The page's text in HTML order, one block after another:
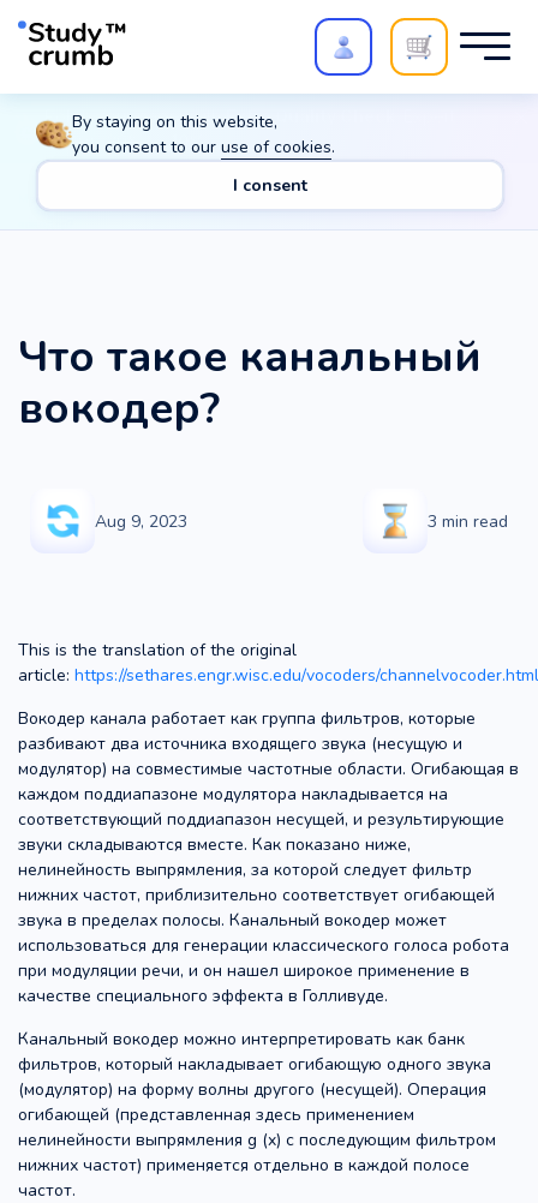
Polish your paper withExtra Quality Check
review,20%→ 10%
Main
Что такое канальный
вокодер?
Aug 9, 2023 3 min read
This is the translation of the original
article: https://sethares.engr.wisc.edu/vocoders/channelvocoder.html
Вокодер канала работает как группа фильтров, которые
разбивают два источника входящего звука (несущую и
модулятор) на совместимые частотные области. Огибающая в
каждом поддиапазоне модулятора накладывается на
соответствующий поддиапазон несущей, и результирующие
звуки складываются вместе. Как показано ниже,
нелинейность выпрямления, за которой следует фильтр
нижних частот, приблизительно соответствует огибающей
звука в пределах полосы. Канальный вокодер может
использоваться для генерации классического голоса робота
при модуляции речи, и он нашел широкое применение в
качестве специального эффекта в Голливуде.
Канальный вокодер можно интерпретировать как банк
фильтров, который накладывает огибающую одного звука
(модулятор) на форму волны другого (несущей). Операция
огибающей (представленная здесь применением
нелинейности выпрямления g (x) с последующим фильтром
нижних частот) применяется отдельно в каждой полосе
частот.
By staying on this website,
you consent to our use of cookies.
I consent